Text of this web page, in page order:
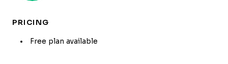
PRICING
Free plan available